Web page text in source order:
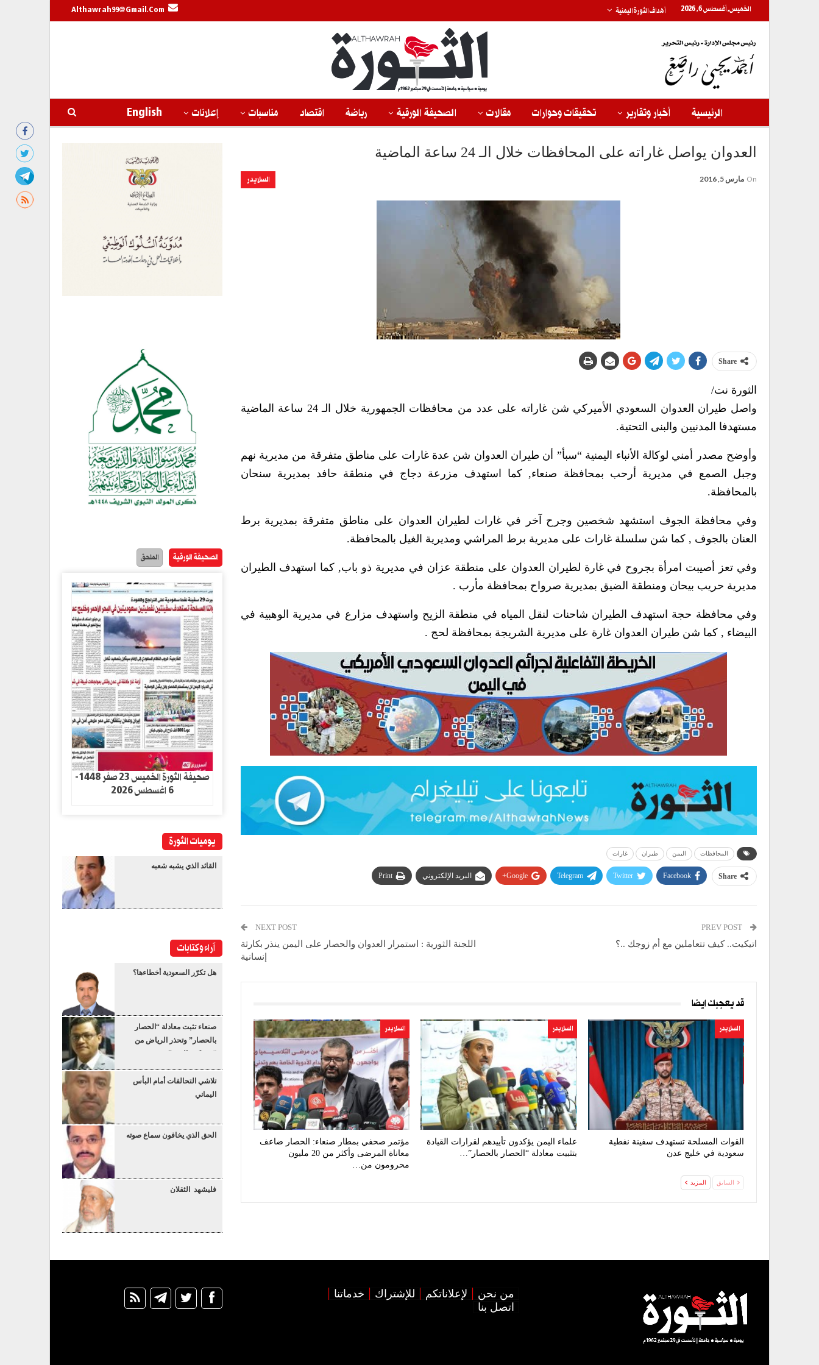
الخميس, أغسطس 6, 2026 أهداف الثورة اليمنية Althawrah99@gmail.com
الرئيسية أخبار وتقارير تحقيقات وحوارات مقالات الصحيفة الورقية رياضة اقتصاد مناسبات إعلانات English
العدوان يواصل غاراته على المحافظات خلال الـ 24 ساعة الماضية
السلايدر On مارس 5, 2016
Share
الثورة نت/
واصل طيران العدوان السعودي الأميركي شن غاراته على عدد من محافظات الجمهورية خلال الـ 24 ساعة الماضية
مستهدفا المدنيين والبنى التحتية.
وأوضح مصدر أمني لوكالة الأنباء اليمنية “سبأ” أن طيران العدوان شن عدة غارات على مناطق متفرقة من مديرية نهم
وجبل الصمع في مديرية أرحب بمحافظة صنعاء, كما استهدف مزرعة دجاج في منطقة حافد بمديرية سنحان
بالمحافظة.
وفي محافظة الجوف استشهد شخصين وجرح آخر في غارات لطيران العدوان على مناطق متفرقة بمديرية برط
العنان بالجوف , كما شن سلسلة غارات على مديرية برط المراشي ومديرية الغيل بالمحافظة.
وفي تعز أصيبت امرأة بجروح في غارة لطيران العدوان على منطقة عزان في مديرية ذو باب, كما استهدف الطيران
مديرية حريب بيحان ومنطقة الضيق بمديرية صرواح بمحافظة مأرب .
وفي محافظة حجة استهدف الطيران شاحنات لنقل المياه في منطقة الزيح واستهدف مزارع في مديرية الوهبية في
البيضاء , كما شن طيران العدوان غارة على مديرية الشريجة بمحافظة لحج .
المحافظات اليمن طيران غارات
Share
Facebook
Twitter
Telegram
Google+ البريد الإلكتروني Print
اتيكيت.. كيف تتعاملين مع أم زوجك ..؟
NEXT POST
اللجنة الثورية : استمرار العدوان والحصار على اليمن ينذر بكارثة
إنسانية
قد يعجبك ايضا
السلايدر
القوات المسلحة تستهدف سفينة نفطية
سعودية في خليج عدن
السلايدر
علماء اليمن يؤكدون تأييدهم لقرارات القيادة
بتثبيت معادلة “الحصار بالحصار”…
السلايدر
مؤتمر صحفي بمطار صنعاء: الحصار ضاعف
معاناة المرضى وأكثر من 20 مليون
محرومون من…
السابق المزيد
الصحيفة الورقية الملحق
صحيفة الثورة الخميس 23 صفر 1448-
6 اغسطس 2026
يوميات الثورة
القائد الذي يشبه شعبه
آراء وكتابات
هل تكرّر السعودية أخطاءها؟
صنعاء تثبت معادلة “الحصار
بالحصار” وتحذر الرياض من
“عسكرة البحر”
تلاشي التحالفات أمام البأس
اليماني
الحق الذي يخافون سماع صوته
فليشهد الثقلان
من نحن لإعلاناتكم للإشتراك
خدماتنا
اتصل بنا